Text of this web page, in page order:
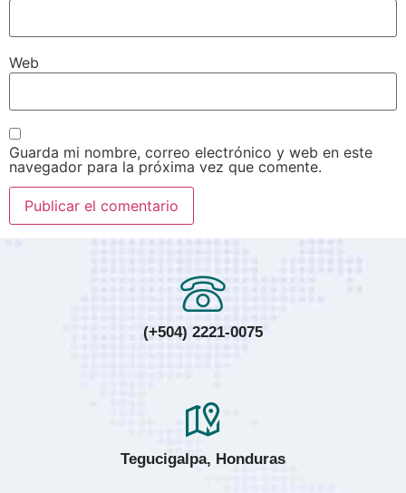
Web
Guarda mi nombre, correo electrónico y web en este
navegador para la próxima vez que comente.
(+504) 2221-0075
Tegucigalpa, Honduras